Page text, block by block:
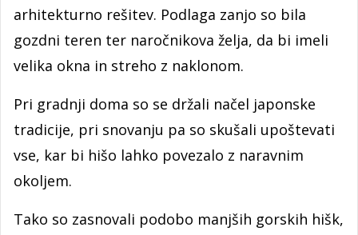
arhitekturno rešitev. Podlaga zanjo so bila
gozdni teren ter naročnikova želja, da bi imeli
velika okna in streho z naklonom.
Pri gradnji doma so se držali načel japonske
tradicije, pri snovanju pa so skušali upoštevati
vse, kar bi hišo lahko povezalo z naravnim
okoljem.
Tako so zasnovali podobo manjših gorskih hišk,